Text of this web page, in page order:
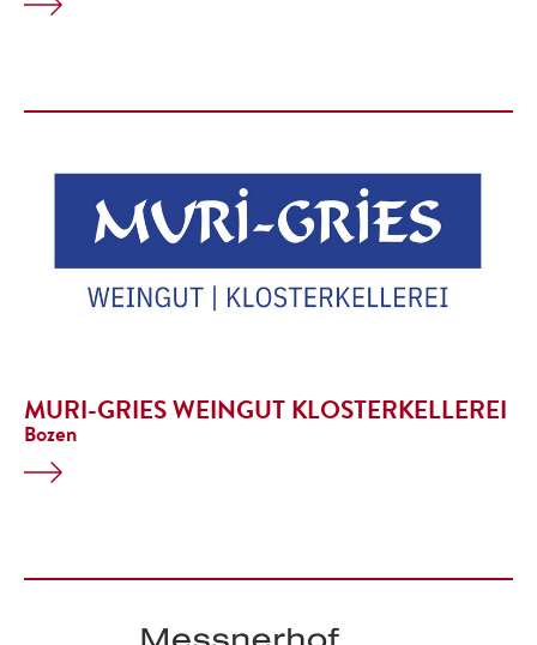
MURI-GRIES WEINGUT KLOSTERKELLEREI
Bozen